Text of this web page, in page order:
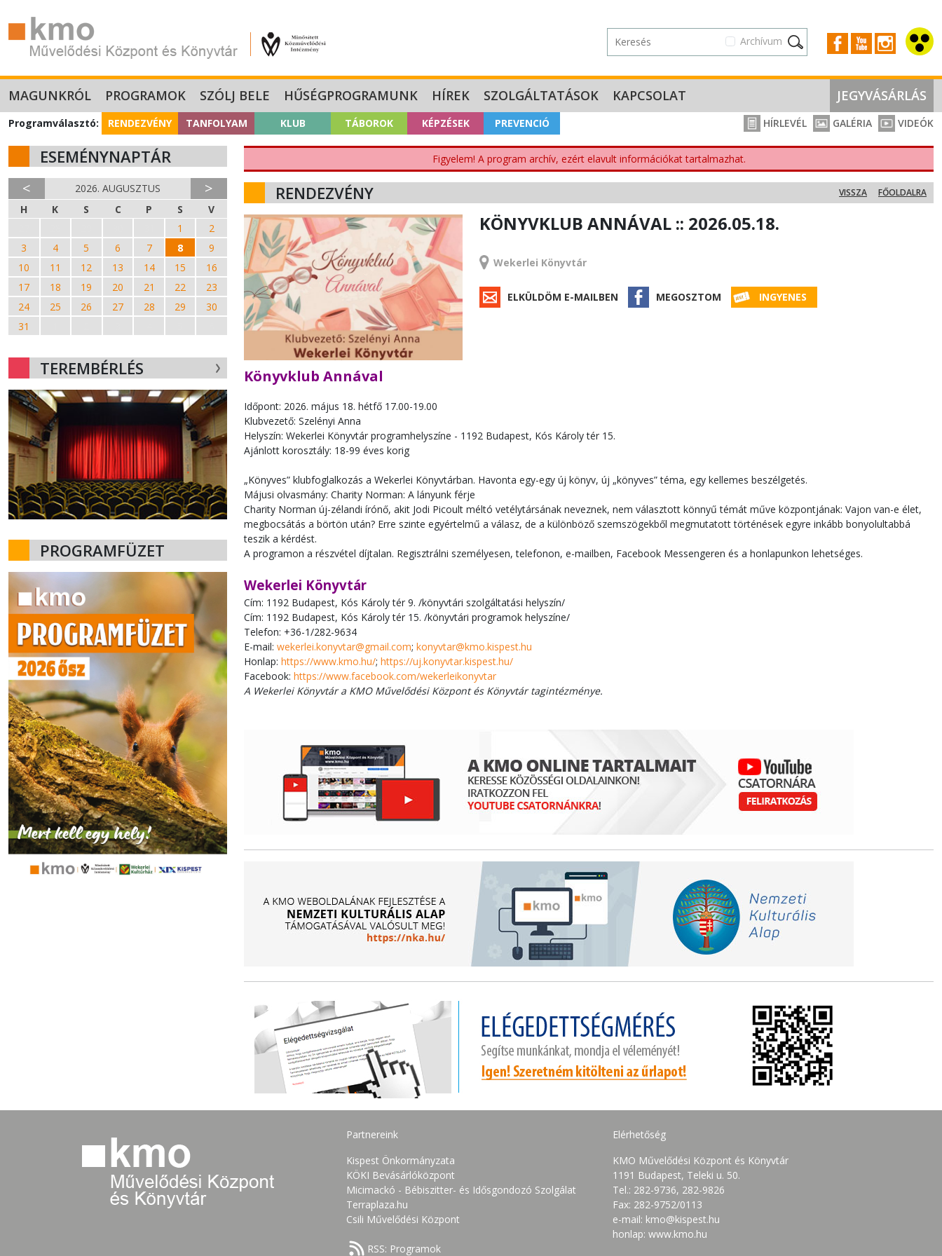
Archívum
MAGUNKRÓL PROGRAMOK SZÓLJ BELE HŰSÉGPROGRAMUNK HÍREK SZOLGÁLTATÁSOK KAPCSOLAT JEGYVÁSÁRLÁS
Programválasztó: RENDEZVÉNY TANFOLYAM KLUB TÁBOROK KÉPZÉSEK PREVENCIÓ HÍRLEVÉL GALÉRIA VIDEÓK
ESEMÉNYNAPTÁR
< 2026. AUGUSZTUS >
H K S C P S
V
1
2
3
4 5 6 7 8
9
10
11 12 13 14 15
16
17
18 19 20 21 22
23
24
25 26 27 28 29
30
31
TEREMBÉRLÉS
PROGRAMFÜZET
Figyelem! A program archív, ezért elavult információkat tartalmazhat.
RENDEZVÉNY FŐOLDALRA
VISSZA
KÖNYVKLUB ANNÁVAL :: 2026.05.18.
Wekerlei Könyvtár
ELKÜLDÖM E-MAILBEN MEGOSZTOM INGYENES
Könyvklub Annával
Időpont: 2026. május 18. hétfő 17.00-19.00
Klubvezető: Szelényi Anna
Helyszín: Wekerlei Könyvtár programhelyszíne - 1192 Budapest, Kós Károly tér 15.
Ajánlott korosztály: 18-99 éves korig
„Könyves” klubfoglalkozás a Wekerlei Könyvtárban. Havonta egy-egy új könyv, új „könyves” téma, egy kellemes beszélgetés.
Májusi olvasmány: Charity Norman: A lányunk férje
Charity Norman új-zélandi írónő, akit Jodi Picoult méltó vetélytársának neveznek, nem választott könnyű témát műve központjának: Vajon van-e élet,
megbocsátás a börtön után? Erre szinte egyértelmű a válasz, de a különböző szemszögekből megmutatott történések egyre inkább bonyolultabbá
teszik a kérdést.
A programon a részvétel díjtalan. Regisztrálni személyesen, telefonon, e-mailben, Facebook Messengeren és a honlapunkon lehetséges.
Wekerlei Könyvtár
Cím: 1192 Budapest, Kós Károly tér 9. /könyvtári szolgáltatási helyszín/
Cím: 1192 Budapest, Kós Károly tér 15. /könyvtári programok helyszíne/
Telefon: +36-1/282-9634
E-mail: wekerlei.konyvtar@gmail.com; konyvtar@kmo.kispest.hu
Honlap: https://www.kmo.hu/; https://uj.konyvtar.kispest.hu/
Facebook: https://www.facebook.com/wekerleikonyvtar
A Wekerlei Könyvtár a KMO Művelődési Központ és Könyvtár tagintézménye.
Partnereink
Kispest Önkormányzata
KÖKI Bevásárlóközpont
Micimackó - Bébiszitter- és Idősgondozó Szolgálat
Terraplaza.hu
Csili Művelődési Központ
RSS: Programok
Elérhetőség
KMO Művelődési Központ és Könyvtár
1191 Budapest, Teleki u. 50.
Tel.: 282-9736, 282-9826
Fax: 282-9752/0113
e-mail: kmo@kispest.hu
honlap: www.kmo.hu